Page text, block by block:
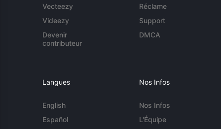
Vecteezy
Videezy
Devenir
contributeur
Réclame
Support
DMCA
Langues
English
Español
Nos Infos
Nos Infos
L'Équipe